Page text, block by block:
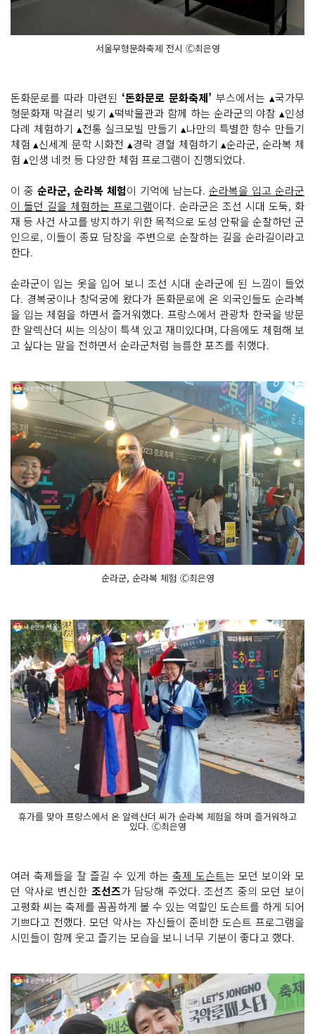
서울무형문화축제 전시 Ⓒ최은영
돈화문로를 따라 마련된 ‘돈화문로 문화축제’ 부스에서는 ▴국가무
형문화재 막걸리 빚기 ▴떡박물관과 함께 하는 순라군의 야참 ▴인성
다례 체험하기 ▴전통 실크모빌 만들기 ▴나만의 특별한 향수 만들기
체험 ▴신세계 문학 시화전 ▴경락 경혈 체험하기 ▴순라군, 순라복 체
험 ▴인생 네컷 등 다양한 체험 프로그램이 진행되었다.
이 중 순라군, 순라복 체험이 기억에 남는다. 순라복을 입고 순라군
이 돌던 길을 체험하는 프로그램이다. 순라군은 조선 시대 도둑, 화
재 등 사건 사고를 방지하기 위한 목적으로 도성 안팎을 순찰하던 군
인으로, 이들이 종묘 담장을 주변으로 순찰하는 길을 순라길이라고
한다.
순라군이 입는 옷을 입어 보니 조선 시대 순라군에 된 느낌이 들었
다. 경복궁이나 창덕궁에 왔다가 돈화문로에 온 외국인들도 순라복
을 입는 체험을 하면서 즐거워했다. 프랑스에서 관광차 한국을 방문
한 알렉산더 씨는 의상이 특색 있고 재미있다며, 다음에도 체험해 보
고 싶다는 말을 전하면서 순라군처럼 늠름한 포즈를 취했다.
순라군, 순라복 체험 Ⓒ최은영
휴가를 맞아 프랑스에서 온 알렉산더 씨가 순라복 체험을 하며 즐거워하고
있다. Ⓒ최은영
여러 축제들을 잘 즐길 수 있게 하는축제 도슨트는 모던 보이와 모
던 악사로 변신한 조선즈가 담당해 주었다. 조선즈 중의 모던 보이
고평화 씨는 축제를 꼼꼼하게 볼 수 있는 역할인 도슨트를 하게 되어
기쁘다고 전했다. 모던 악사는 자신들이 준비한 도슨트 프로그램을
시민들이 함께 웃고 즐기는 모습을 보니 너무 기분이 좋다고 했다.